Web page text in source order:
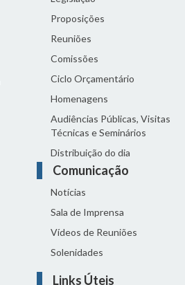
Proposições
Reuniões
Comissões
Ciclo Orçamentário
Homenagens
Audiências Públicas, Visitas
Técnicas e Seminários
Distribuição do dia
Comunicação
Notícias
Sala de Imprensa
Vídeos de Reuniões
Solenidades
Links Úteis